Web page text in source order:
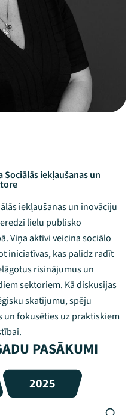
iekļaušanas un
iekļaušanas un inovāciju
lielu publisko
Viņa aktīvi veicina sociālo
iniciatīvas, kas palīdz radīt
risinājumus un
sektoriem. Kā diskusijas
skatījumu, spēju
un fokusēties uz praktiskiem
PASĀKUMI
2025